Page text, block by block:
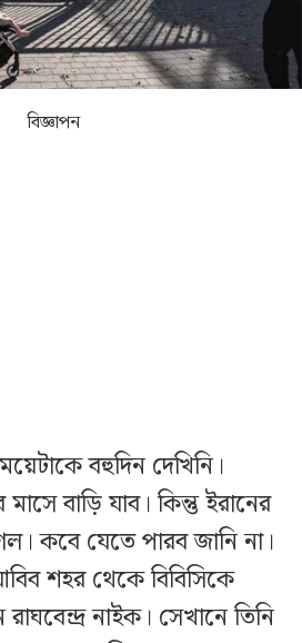
বিজ্ঞাপন
বহুদিন দেখিনি।
বাড়ি যাব। কিন্তু ইরানের
কবে যেতে পারব জানি না।
শহর থেকে বিবিসিকে
নাইক। সেখানে তিনি